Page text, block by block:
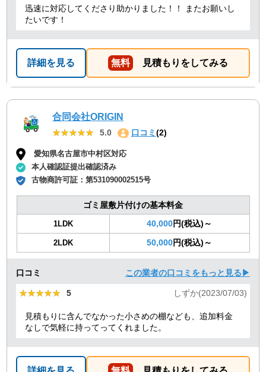
迅速に対応してくださり助かりました！！ またお願いし
たいです！
詳細を見る 無料 見積もりをしてみる
合同会社ORIGIN
★★★★★
★★★★★ 5.0 口コミ (2)
愛知県名古屋市中村区対応
本人確認証提出確認済み
古物商許可証：第531090002515号
ゴミ屋敷片付けの基本料金
1LDK 40,000円(税込)～
2LDK 50,000円(税込)～
口コミ この業者の口コミをもっと見る▶
★★★★★
★★★★★ 5 しずか(2023/07/03)
見積もりに含んでなかった小さめの棚なども、追加料金
なしで気軽に持ってってくれました。